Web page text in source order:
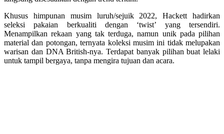
Khusus himpunan musim luruh/sejuik 2022, Hackett hadirkan
seleksi pakaian berkualiti dengan ‘twist’ yang tersendiri.
Menampilkan rekaan yang tak terduga, namun unik pada pilihan
material dan potongan, ternyata koleksi musim ini tidak melupakan
warisan dan DNA British-nya. Terdapat banyak pilihan buat lelaki
untuk tampil bergaya, tanpa mengira tujuan dan acara.